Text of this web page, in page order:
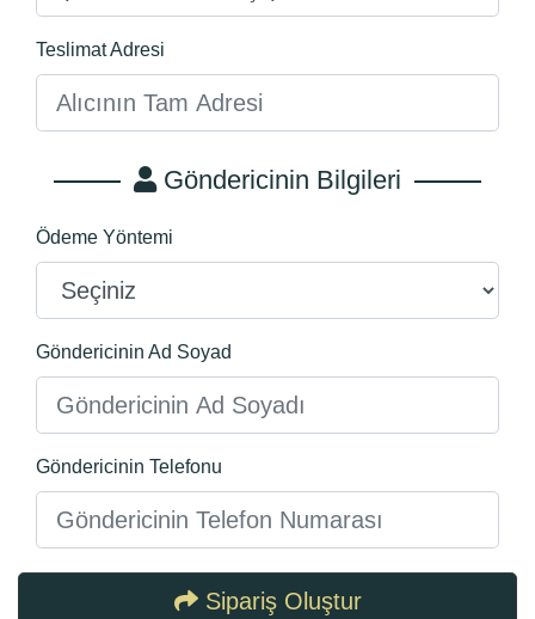
Teslimat Adresi
Göndericinin Bilgileri
Ödeme Yöntemi
Göndericinin Ad Soyad
Göndericinin Telefonu
Sipariş Oluştur